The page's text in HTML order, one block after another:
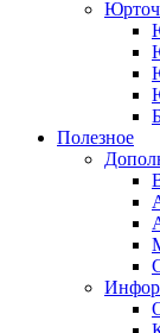
Полезное